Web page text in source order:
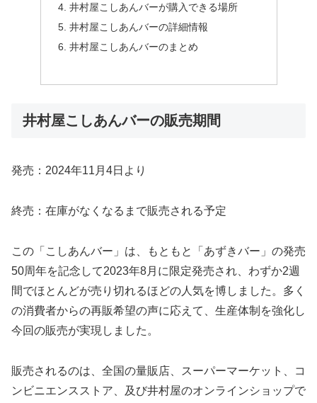
井村屋こしあんバーが購入できる場所
井村屋こしあんバーの詳細情報
井村屋こしあんバーのまとめ
井村屋こしあんバーの販売期間
発売：2024年11月4日より
終売：在庫がなくなるまで販売される予定
この「こしあんバー」は、もともと「あずきバー」の発売
50周年を記念して2023年8月に限定発売され、わずか2週
間でほとんどが売り切れるほどの人気を博しました。多く
の消費者からの再販希望の声に応えて、生産体制を強化し
今回の販売が実現しました。
販売されるのは、全国の量販店、スーパーマーケット、コ
ンビニエンスストア、及び井村屋のオンラインショップで